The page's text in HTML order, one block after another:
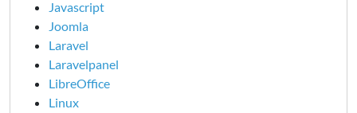
Javascript
Joomla
Laravel
Laravelpanel
LibreOffice
Linux